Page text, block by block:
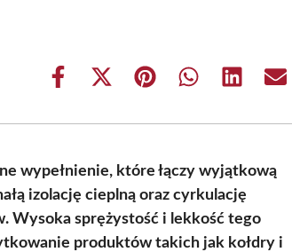
Share
Share
(Twitter)
Share Share Share
wypełnienie, które łączy wyjątkową
izolację cieplną oraz cyrkulację
Wysoka sprężystość i lekkość tego
produktów takich jak kołdry i